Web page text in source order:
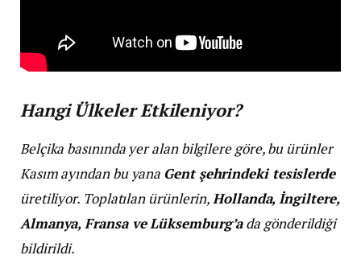
Hangi Ülkeler Etkileniyor?
Belçika basınında yer alan bilgilere göre, bu ürünler
Kasım ayından bu yana Gent şehrindeki tesislerde
üretiliyor. Toplatılan ürünlerin,Hollanda, İngiltere,
Almanya, Fransa ve Lüksemburg’ada gönderildiği
bildirildi.